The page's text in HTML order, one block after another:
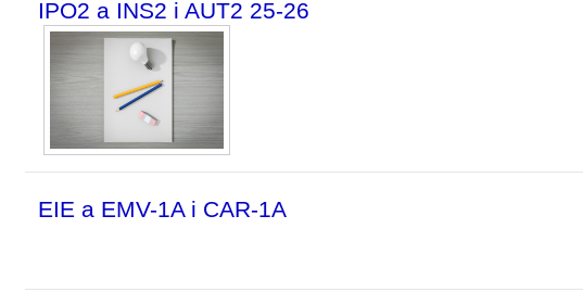
IPO2 a INS2 i AUT2 25-26
EIE a EMV-1A i CAR-1A